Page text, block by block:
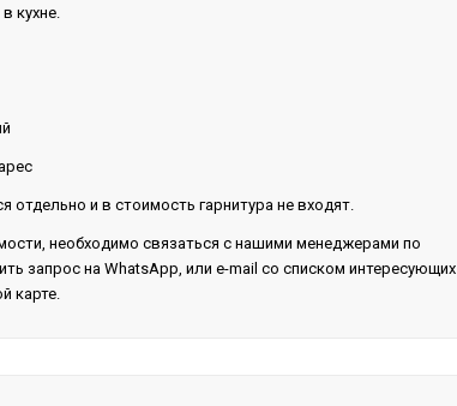
кухне.
отдельно и в стоимость гарнитура не входят.
необходимо связаться с нашими менеджерами по
запрос на WhatsApp, или e-mail со списком интересующих
карте.